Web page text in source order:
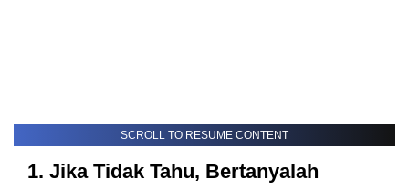
SCROLL TO RESUME CONTENT
1. Jika Tidak Tahu, Bertanyalah